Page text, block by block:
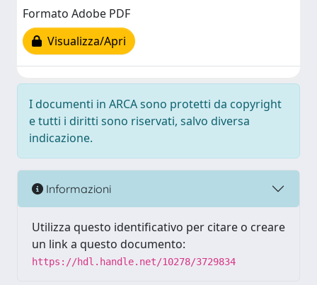
Formato Adobe PDF
Visualizza/Apri
I documenti in ARCA sono protetti da copyright
e tutti i diritti sono riservati, salvo diversa
indicazione.
Informazioni
Utilizza questo identificativo per citare o creare
un link a questo documento:
https://hdl.handle.net/10278/3729834